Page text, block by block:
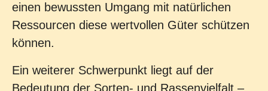
einen bewussten Umgang mit natürlichen
Ressourcen diese wertvollen Güter schützen
können.
Ein weiterer Schwerpunkt liegt auf der
Bedeutung der Sorten- und Rassenvielfalt –